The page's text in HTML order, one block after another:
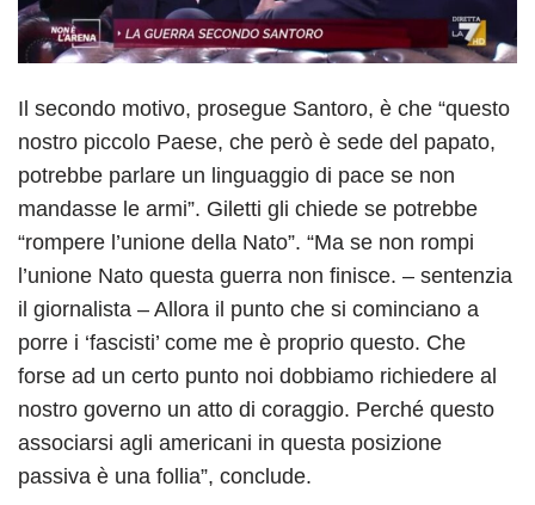
Il secondo motivo, prosegue Santoro, è che “questo
nostro piccolo Paese, che però è sede del papato,
potrebbe parlare un linguaggio di pace se non
mandasse le armi”. Giletti gli chiede se potrebbe
“rompere l’unione della Nato”. “Ma se non rompi
l’unione Nato questa guerra non finisce. – sentenzia
il giornalista – Allora il punto che si cominciano a
porre i ‘fascisti’ come me è proprio questo. Che
forse ad un certo punto noi dobbiamo richiedere al
nostro governo un atto di coraggio. Perché questo
associarsi agli americani in questa posizione
passiva è una follia”, conclude.